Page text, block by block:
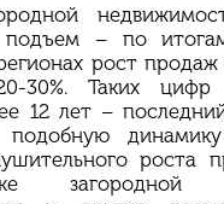
подъем – по
рост
30%. Таких
12 лет –
подобную
роста
загородной